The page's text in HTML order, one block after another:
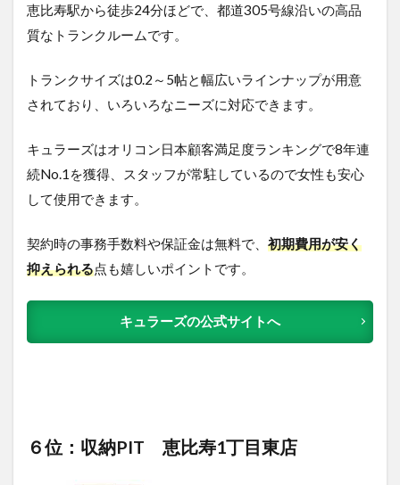
恵比寿駅から徒歩24分ほどで、都道305号線沿いの高品
質なトランクルームです。
トランクサイズは0.2～5帖と幅広いラインナップが用意
されており、いろいろなニーズに対応できます。
キュラーズはオリコン日本顧客満足度ランキングで8年連
続No.1を獲得、スタッフが常駐しているので女性も安心
して使用できます。
契約時の事務手数料や保証金は無料で、 初期費用が安く
抑えられる点も嬉しいポイントです。
キュラーズの公式サイトへ
６位：収納PIT 恵比寿1丁目東店